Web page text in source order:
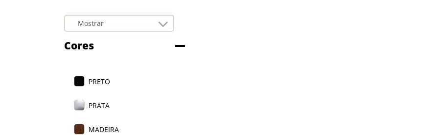
Cores
PRETO
PRATA
MADEIRA